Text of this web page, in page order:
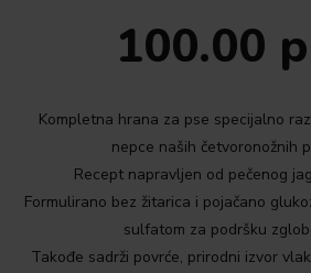
100.00
Kompletna hrana za pse specijalno
nepce naših četvoronožnih
Recept napravljen od pečenog
Formulirano bez žitarica i pojačano
sulfatom za podršku
Takođe sadrži povrće, prirodni izvor